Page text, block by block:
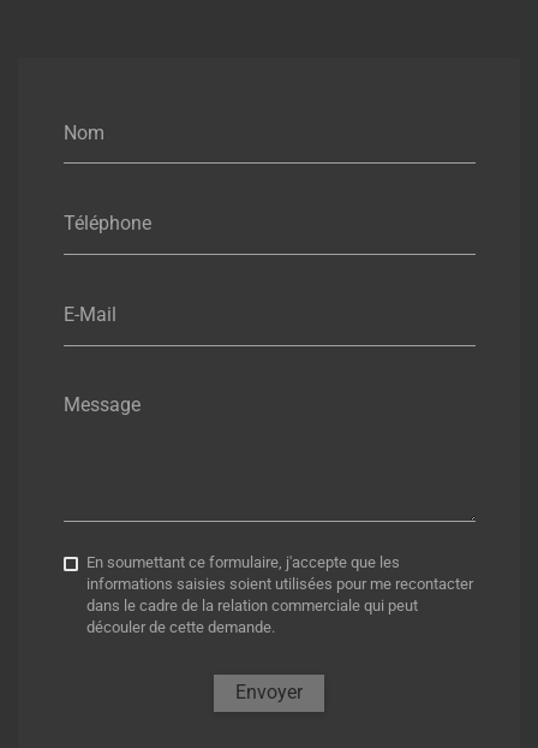
Nom
Téléphone
E-Mail
Message
En soumettant ce formulaire, j'accepte que les
informations saisies soient utilisées pour me recontacter
dans le cadre de la relation commerciale qui peut
découler de cette demande.
Envoyer